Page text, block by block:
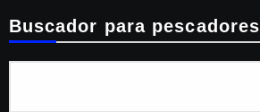
Buscador para pescadores